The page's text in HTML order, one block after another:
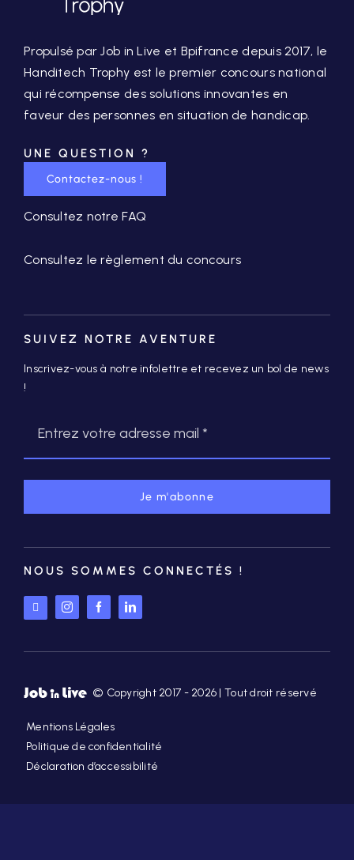
Propulsé par Job in Live et Bpifrance depuis 2017, le
Handitech Trophy est le premier concours national
qui récompense des solutions innovantes en
faveur des personnes en situation de handicap.
UNE QUESTION ?
Contactez-nous !
Consultez notre FAQ
Consultez le règlement du concours
SUIVEZ NOTRE AVENTURE
Inscrivez-vous à notre infolettre et recevez un bol de news
!
Je m'abonne
NOUS SOMMES CONNECTÉS !
© Copyright 2017 - 2026 | Tout droit réservé
Mentions Légales
Politique de confidentialité
Déclaration d’accessibilité